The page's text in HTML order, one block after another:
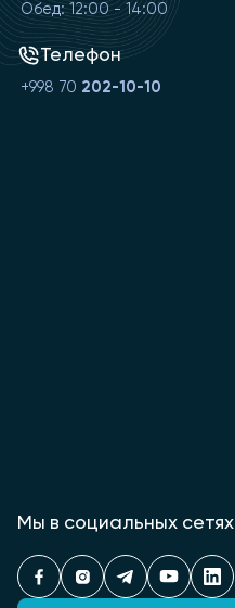
Обед: 12:00 - 14:00
Телефон
+998 70 202-10-10
Мы в социальных сетях